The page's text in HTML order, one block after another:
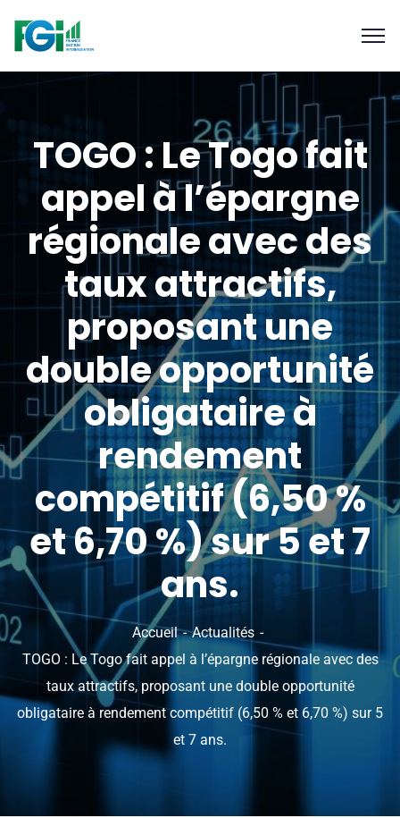
TOGO : Le Togo fait
appel à l’épargne
régionale avec des
taux attractifs,
proposant une
double opportunité
obligataire à
rendement
compétitif (6,50 %
et 6,70 %) sur 5 et 7
ans.
Accueil
Actualités
TOGO : Le Togo fait appel à l’épargne régionale avec des
taux attractifs, proposant une double opportunité
obligataire à rendement compétitif (6,50 % et 6,70 %) sur 5
et 7 ans.